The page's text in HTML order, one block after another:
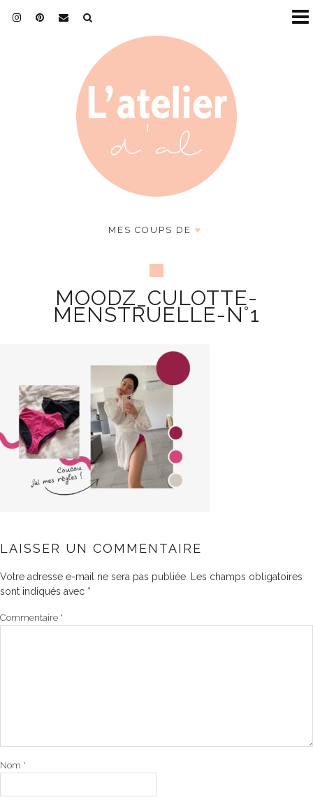
MES COUPS DE ♥
MOODZ_CULOTTE-
MENSTRUELLE-N°1
LAISSER UN COMMENTAIRE
Votre adresse e-mail ne sera pas publiée.
Les champs obligatoires
sont indiqués avec *
Commentaire *
Nom *